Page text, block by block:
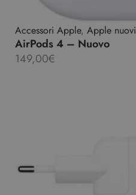
Accessori Apple, Apple nuovi
AirPods 4 – Nuovo
149,00€